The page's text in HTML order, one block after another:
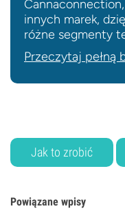
innych marek,
różne segmenty
Przeczytaj pełną
Jak to zrobić
Powiązane wpisy